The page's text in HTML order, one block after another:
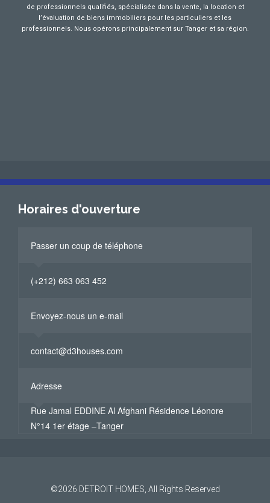
de professionnels qualifiés, spécialisée dans la vente, la location et
l’évaluation de biens immobiliers pour les particuliers et les
professionnels. Nous opérons principalement sur Tanger et sa région.
Horaires d'ouverture
Passer un coup de téléphone
(+212) 663 063 452
Envoyez-nous un e-mail
contact@d3houses.com
Adresse
Rue Jamal EDDINE Al Afghani Résidence Léonore
N°14 1er étage –Tanger
©2026 DETROIT HOMES , All Rights Reserved